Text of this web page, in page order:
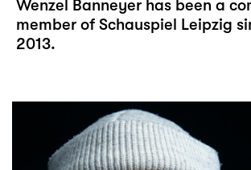
Wenzel Banneyer has been a
member of Schauspiel Leipzig
2013.